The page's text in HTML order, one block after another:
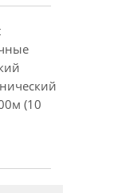
(10